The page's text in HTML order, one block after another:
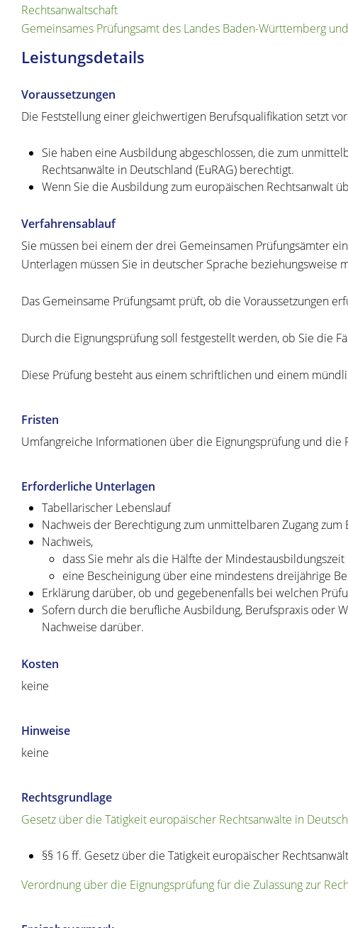
Rechtsanwaltschaft
Gemeinsames Prüfungsamt des Landes Baden-Württemberg
Leistungsdetails
Voraussetzungen
Die Feststellung einer gleichwertigen Berufsqualifikation setzt
Sie haben eine Ausbildung abgeschlossen, die zum
Rechtsanwälte in Deutschland (EuRAG) berechtigt.
Wenn Sie die Ausbildung zum europäischen Rechtsanwalt
Verfahrensablauf
Sie müssen bei einem der drei Gemeinsamen Prüfungsämter
Unterlagen müssen Sie in deutscher Sprache
Das Gemeinsame Prüfungsamt prüft, ob die Voraussetzungen
Durch die Eignungsprüfung soll festgestellt werden, ob Sie die
Diese Prüfung besteht aus einem schriftlichen und einem
Fristen
Umfangreiche Informationen über die Eignungsprüfung und
Erforderliche Unterlagen
Tabellarischer Lebenslauf
Nachweis der Berechtigung zum unmittelbaren Zugang
Nachweis,
dass Sie mehr als die Hälfte der
eine Bescheinigung über eine mindestens dreijährige
Erklärung darüber, ob und gegebenenfalls bei welchen
Sofern durch die berufliche Ausbildung, Berufspraxis oder
Nachweise darüber.
Kosten
keine
Hinweise
keine
Rechtsgrundlage
Gesetz über die Tätigkeit europäischer Rechtsanwälte in
§§ 16 ff. Gesetz über die Tätigkeit europäischer
Verordnung über die Eignungsprüfung für die Zulassung zur